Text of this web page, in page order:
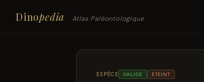
Dinopedia Atlas Paléontologique
ESPÈCE VALIDE ÉTEINT